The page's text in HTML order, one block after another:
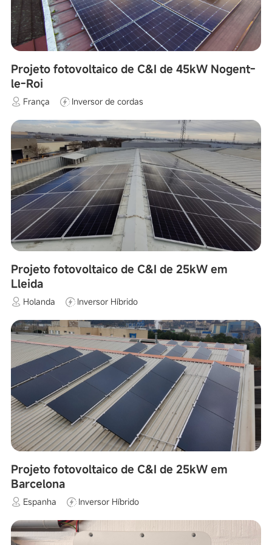
Projeto fotovoltaico de C&I de 45kW Nogent-
le-Roi
França Inversor de cordas
Projeto fotovoltaico de C&I de 25kW em
Lleida
Holanda Inversor Híbrido
Projeto fotovoltaico de C&I de 25kW em
Barcelona
Espanha Inversor Híbrido